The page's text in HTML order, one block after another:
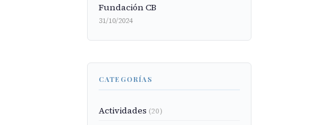
Fundación CB
31/10/2024
CATEGORÍAS
Actividades (20)